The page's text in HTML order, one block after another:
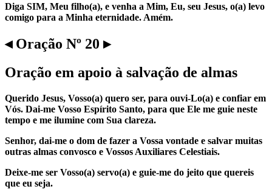
Diga SIM, Meu filho(a), e venha a Mim, Eu, seu Jesus, o(a) levo
comigo para a Minha eternidade. Amém.
◂ Oração Nº 20 ▸
Oração em apoio à salvação de almas
Querido Jesus, Vosso(a) quero ser, para ouvi-Lo(a) e confiar em
Vós. Dai-me Vosso Espírito Santo, para que Ele me guie neste
tempo e me ilumine com Sua clareza.
Senhor, dai-me o dom de fazer a Vossa vontade e salvar muitas
outras almas convosco e Vossos Auxiliares Celestiais.
Deixe-me ser Vosso(a) servo(a) e guie-me do jeito que quereis
que eu seja.